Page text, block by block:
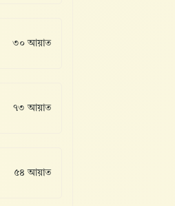
৩০ আয়াত
৭৩ আয়াত
৫৪ আয়াত